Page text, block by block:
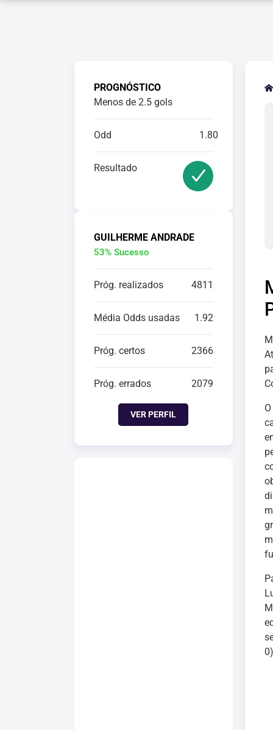
PROGNÓSTICO
Menos de 2.5 gols
Odd 1.80
Resultado
GUILHERME ANDRADE
53% Sucesso
Próg. realizados 4811
Média Odds usadas 1.92
Próg. certos 2366
Próg. errados 2079
VER PERFIL
O